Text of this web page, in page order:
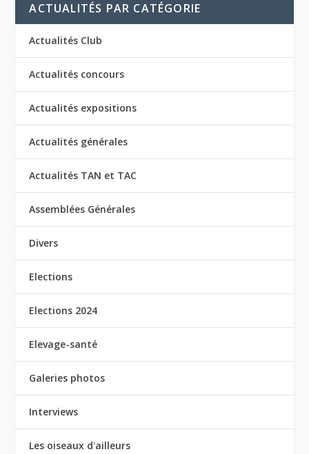
ACTUALITÉS PAR CATÉGORIE
Actualités Club
Actualités concours
Actualités expositions
Actualités générales
Actualités TAN et TAC
Assemblées Générales
Divers
Elections
Elections 2024
Elevage-santé
Galeries photos
Interviews
Les oiseaux d'ailleurs